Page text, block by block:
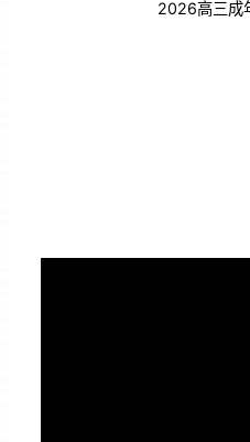
2026高三成